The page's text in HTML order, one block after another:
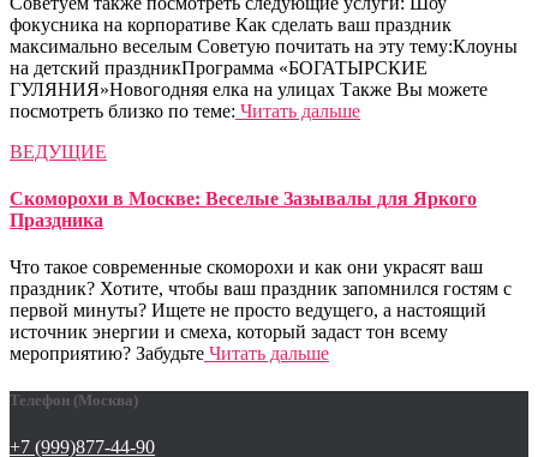
фокусника на корпоративе Как сделать ваш праздник
максимально веселым Советую почитать на эту тему:Клоуны
на детский праздникПрограмма «БОГАТЫРСКИЕ
ГУЛЯНИЯ»Новогодняя елка на улицах Также Вы можете
посмотреть близко по теме: Читать дальше
ВЕДУЩИЕ
Скоморохи в Москве: Веселые Зазывалы для Яркого
Праздника
Что такое современные скоморохи и как они украсят ваш
праздник? Хотите, чтобы ваш праздник запомнился гостям с
первой минуты? Ищете не просто ведущего, а настоящий
источник энергии и смеха, который задаст тон всему
мероприятию? Забудьте Читать дальше
Телефон (Москва)
+7 (999)877-44-90